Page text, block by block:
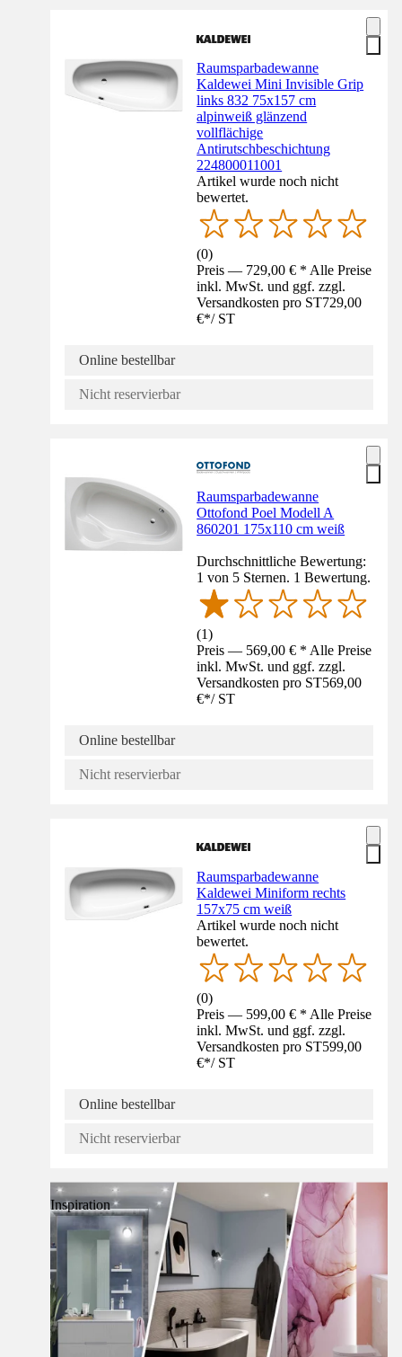
Raumsparbadewanne
Kaldewei Mini Invisible Grip
links 832 75x157 cm
alpinweiß glänzend
vollflächige
Antirutschbeschichtung
224800011001
Artikel wurde noch nicht
bewertet.
(0)
Preis — 729,00 € * Alle Preise
inkl. MwSt. und ggf. zzgl.
Versandkosten pro ST729,00
€*/ ST
Online bestellbar
Nicht reservierbar
Raumsparbadewanne
Ottofond Poel Modell A
860201 175x110 cm weiß
Durchschnittliche Bewertung:
1 von 5 Sternen. 1 Bewertung.
(1)
Preis — 569,00 € * Alle Preise
inkl. MwSt. und ggf. zzgl.
Versandkosten pro ST569,00
€*/ ST
Online bestellbar
Nicht reservierbar
Raumsparbadewanne
Kaldewei Miniform rechts
157x75 cm weiß
Artikel wurde noch nicht
bewertet.
(0)
Preis — 599,00 € * Alle Preise
inkl. MwSt. und ggf. zzgl.
Versandkosten pro ST599,00
€*/ ST
Online bestellbar
Nicht reservierbar
Inspiration